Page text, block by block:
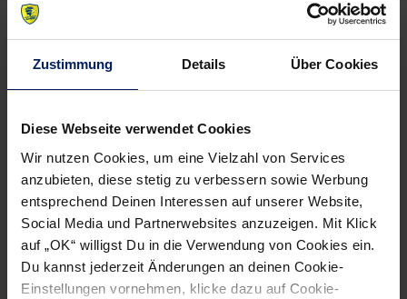
Zustimmung Details Über Cookies
Diese Webseite verwendet Cookies
Wir nutzen Cookies, um eine Vielzahl von Services
anzubieten, diese stetig zu verbessern sowie Werbung
entsprechend Deinen Interessen auf unserer Website,
Social Media und Partnerwebsites anzuzeigen. Mit Klick
auf „OK“ willigst Du in die Verwendung von Cookies ein.
Du kannst jederzeit Änderungen an deinen Cookie-
Einstellungen vornehmen, klicke dazu auf Cookie-
Wenn du per E-Mail über Aktuelles aus der Löwenwelt
informiert werden willst, kannst du den Rhein-Neckar Löwen
Newsletterhier abonnieren.
Post Alle News anzeigen